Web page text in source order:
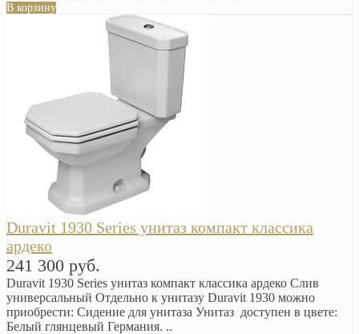
В корзину
Duravit 1930 Series унитаз компакт классика
ардеко
241 300 руб.
Duravit 1930 Series унитаз компакт классика ардеко Слив
универсальный Отдельно к унитазу Duravit 1930 можно
приобрести: Сидение для унитаза Унитаз доступен в цвете:
Белый глянцевый Германия. ..